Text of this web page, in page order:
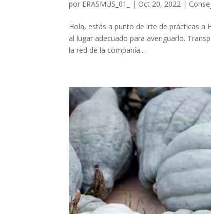
por ERASMUS_01_ | Oct 20, 2022 |
Hola, estás a punto de irte de prácticas a
al lugar adecuado para averiguarlo.
la red de la compañía...